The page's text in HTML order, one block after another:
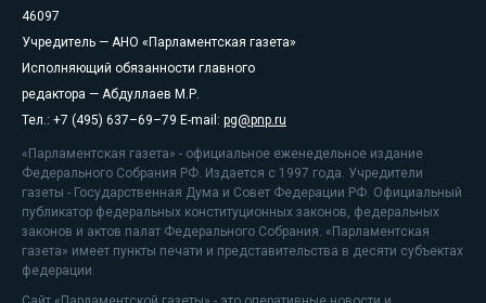
46097
Учредитель — АНО «Парламентская газета»
Исполняющий обязанности главного
редактора — Абдуллаев М.Р.
Тел.: +7 (495) 637–69–79 E-mail: pg@pnp.ru
«Парламентская газета» - официальное еженедельное издание
Федерального Собрания РФ. Издается с 1997 года. Учредители
газеты - Государственная Дума и Совет Федерации РФ. Официальный
публикатор федеральных конституционных законов, федеральных
законов и актов палат Федерального Собрания. «Парламентская
газета» имеет пункты печати и представительства в десяти субъектах
федерации.